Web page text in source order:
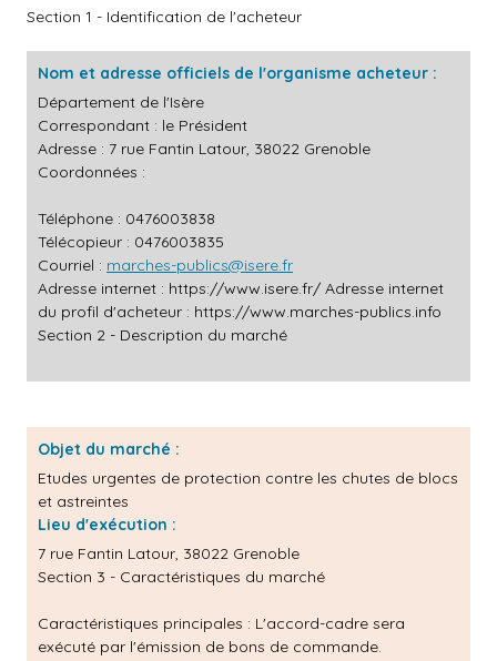
Section 1 - Identification de l'acheteur
Nom et adresse officiels de l'organisme acheteur :
Département de l'Isère
Correspondant : le Président
Adresse : 7 rue Fantin Latour, 38022 Grenoble
Coordonnées :
Téléphone : 0476003838
Télécopieur : 0476003835
Courriel : marches-publics@isere.fr
Adresse internet : https://www.isere.fr/ Adresse internet
du profil d'acheteur : https://www.marches-publics.info
Section 2 - Description du marché
Objet du marché :
Etudes urgentes de protection contre les chutes de blocs
et astreintes
Lieu d'exécution :
7 rue Fantin Latour, 38022 Grenoble
Section 3 - Caractéristiques du marché
Caractéristiques principales : L'accord-cadre sera
exécuté par l'émission de bons de commande.